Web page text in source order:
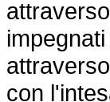
con